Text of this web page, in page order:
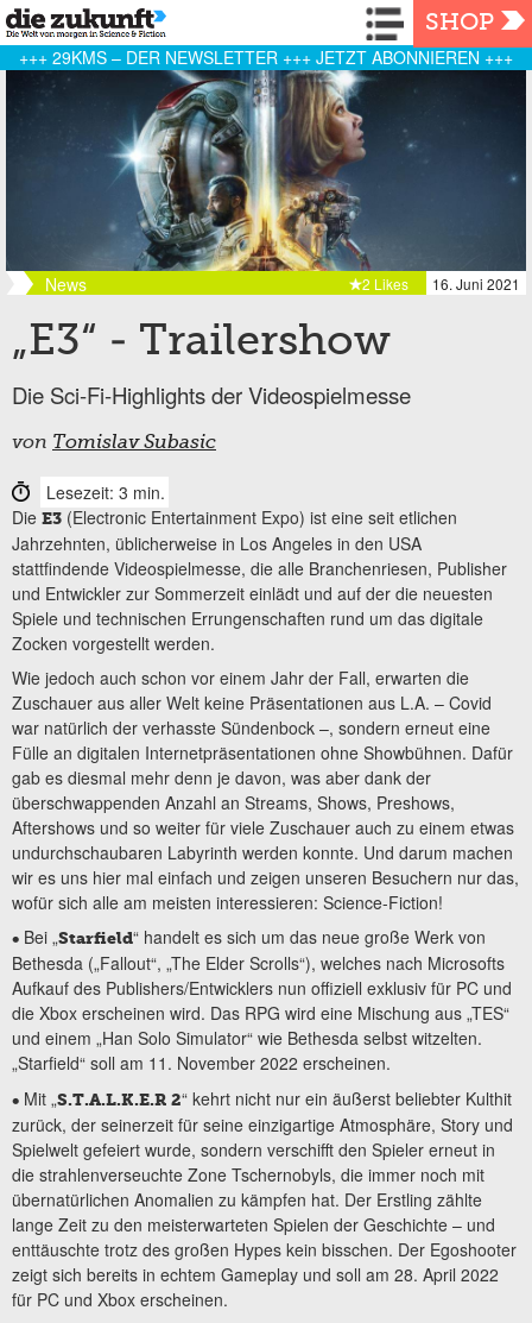
Navigation
SHOP
+++ 29KMS – DER NEWSLETTER +++ JETZT ABONNIEREN +++
News 16. Juni 2021
2 Likes
„E3“ - Trailershow
Die Sci-Fi-Highlights der Videospielmesse
von Tomislav Subasic
Lesezeit: 3 min.
Die E3 (Electronic Entertainment Expo) ist eine seit etlichen
Jahrzehnten, üblicherweise in Los Angeles in den USA
stattfindende Videospielmesse, die alle Branchenriesen, Publisher
und Entwickler zur Sommerzeit einlädt und auf der die neuesten
Spiele und technischen Errungenschaften rund um das digitale
Zocken vorgestellt werden.
Wie jedoch auch schon vor einem Jahr der Fall, erwarten die
Zuschauer aus aller Welt keine Präsentationen aus L.A. – Covid
war natürlich der verhasste Sündenbock –, sondern erneut eine
Fülle an digitalen Internetpräsentationen ohne Showbühnen. Dafür
gab es diesmal mehr denn je davon, was aber dank der
überschwappenden Anzahl an Streams, Shows, Preshows,
Aftershows und so weiter für viele Zuschauer auch zu einem etwas
undurchschaubaren Labyrinth werden konnte. Und darum machen
wir es uns hier mal einfach und zeigen unseren Besuchern nur das,
wofür sich alle am meisten interessieren: Science-Fiction!
• Bei „Starfield“ handelt es sich um das neue große Werk von
Bethesda („Fallout“, „The Elder Scrolls“), welches nach Microsofts
Aufkauf des Publishers/Entwicklers nun offiziell exklusiv für PC und
die Xbox erscheinen wird. Das RPG wird eine Mischung aus „TES“
und einem „Han Solo Simulator“ wie Bethesda selbst witzelten.
„Starfield“ soll am 11. November 2022 erscheinen.
• Mit „S.T.A.L.K.E.R 2“ kehrt nicht nur ein äußerst beliebter Kulthit
zurück, der seinerzeit für seine einzigartige Atmosphäre, Story und
Spielwelt gefeiert wurde, sondern verschifft den Spieler erneut in
die strahlenverseuchte Zone Tschernobyls, die immer noch mit
übernatürlichen Anomalien zu kämpfen hat. Der Erstling zählte
lange Zeit zu den meisterwarteten Spielen der Geschichte – und
enttäuschte trotz des großen Hypes kein bisschen. Der Egoshooter
zeigt sich bereits in echtem Gameplay und soll am 28. April 2022
für PC und Xbox erscheinen.